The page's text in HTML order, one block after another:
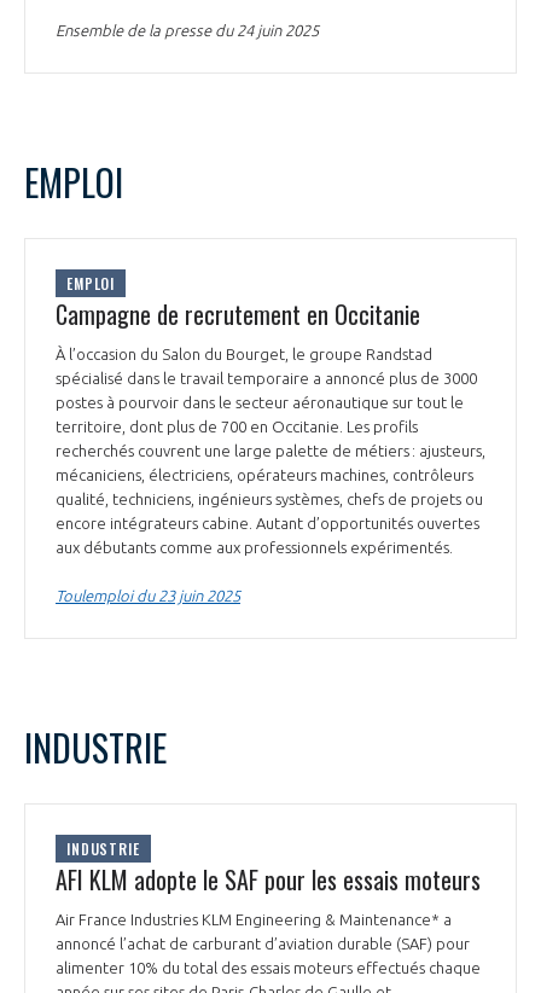
Ensemble de la presse du 24 juin 2025
EMPLOI
EMPLOI
Campagne de recrutement en Occitanie
À l’occasion du Salon du Bourget, le groupe Randstad
spécialisé dans le travail temporaire a annoncé plus de 3000
postes à pourvoir dans le secteur aéronautique sur tout le
territoire, dont plus de 700 en Occitanie. Les profils
recherchés couvrent une large palette de métiers : ajusteurs,
mécaniciens, électriciens, opérateurs machines, contrôleurs
qualité, techniciens, ingénieurs systèmes, chefs de projets ou
encore intégrateurs cabine. Autant d’opportunités ouvertes
aux débutants comme aux professionnels expérimentés.
Toulemploi du 23 juin 2025
INDUSTRIE
INDUSTRIE
AFI KLM adopte le SAF pour les essais moteurs
Air France Industries KLM Engineering & Maintenance* a
annoncé l’achat de carburant d’aviation durable (SAF) pour
alimenter 10% du total des essais moteurs effectués chaque